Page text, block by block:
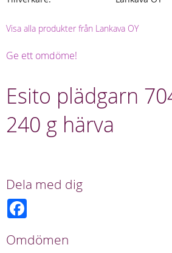
Visa alla produkter från Lankava OY
Ge ett omdöme!
Esito plädgarn
240 g härva
Dela med dig
b
Omdömen